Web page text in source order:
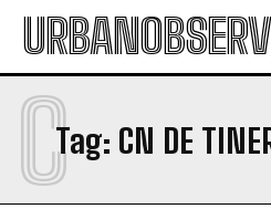
Tag: CN DE
C